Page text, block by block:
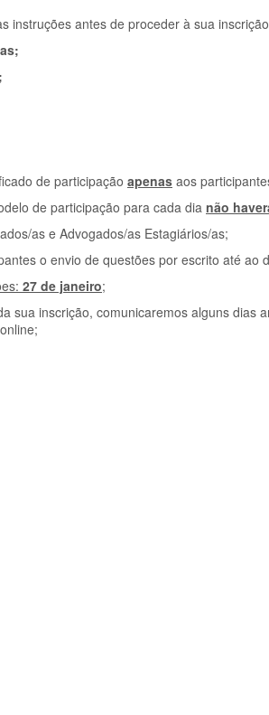
instruções antes de proceder à sua
;
de participação apenas aos
de participação para cada dia não
as e Advogados/as Estagiários/as;
o envio de questões por escrito até
27 de janeiro;
sua inscrição, comunicaremos alguns